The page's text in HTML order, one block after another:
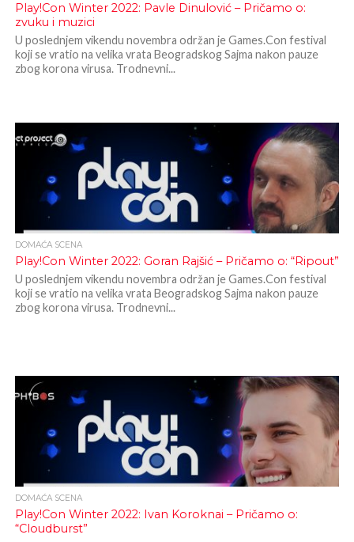
Play!Con Winter 2022: Pavle Dinulović – Pričamo o:
zvuku i muzici
U poslednjem vikendu novembra održan je Games.Con festival
koji se vratio na velika vrata Beogradskog Sajma nakon pauze
zbog korona virusa. Trodnevni...
DOMAĆA SCENA
Play!Con Winter 2022: Goran Rajšić – Pričamo o: “Ripout”
U poslednjem vikendu novembra održan je Games.Con festival
koji se vratio na velika vrata Beogradskog Sajma nakon pauze
zbog korona virusa. Trodnevni...
DOMAĆA SCENA
Play!Con Winter 2022: Ivan Koroknai – Pričamo o:
“Cloudburst”